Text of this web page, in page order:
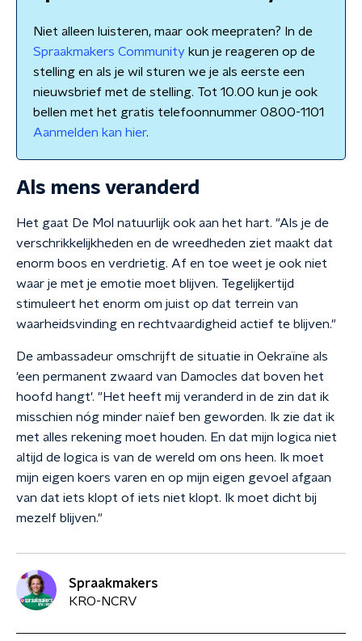
Niet alleen luisteren, maar ook meepraten? In de
Spraakmakers Community kun je reageren op de
stelling en als je wil sturen we je als eerste een
nieuwsbrief met de stelling. Tot 10.00 kun je ook
bellen met het gratis telefoonnummer 0800-1101
Aanmelden kan hier.
Als mens veranderd
Het gaat De Mol natuurlijk ook aan het hart. "Als je de
verschrikkelijkheden en de wreedheden ziet maakt dat
enorm boos en verdrietig. Af en toe weet je ook niet
waar je met je emotie moet blijven. Tegelijkertijd
stimuleert het enorm om juist op dat terrein van
waarheidsvinding en rechtvaardigheid actief te blijven."
De ambassadeur omschrijft de situatie in Oekraïne als
'een permanent zwaard van Damocles dat boven het
hoofd hangt'. "Het heeft mij veranderd in de zin dat ik
misschien nóg minder naïef ben geworden. Ik zie dat ik
met alles rekening moet houden. En dat mijn logica niet
altijd de logica is van de wereld om ons heen. Ik moet
mijn eigen koers varen en op mijn eigen gevoel afgaan
van dat iets klopt of iets niet klopt. Ik moet dicht bij
mezelf blijven."
Spraakmakers
KRO-NCRV